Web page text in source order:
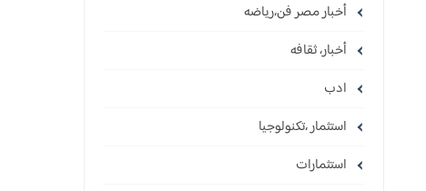
أخبار مصر فن،رياضه
أخبار، ثقافه
ادب
استثمار ،تكنولوجيا
استثمارات